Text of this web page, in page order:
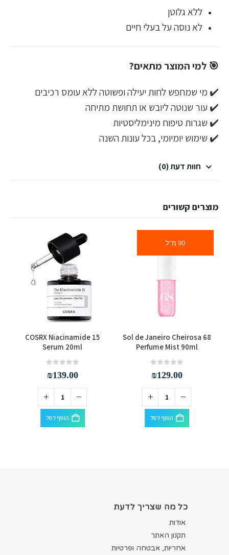
ללא גלוטן
לא נוסה על בעלי חיים
🎯 למי המוצר מתאים?
✔️ מי שמחפש לחות יעילה ופשוטה ללא עומס רכיבים
✔️ עור שנוטה ליובש או תחושת מתיחה
✔️ שגרות טיפוח מינימליסטיות
✔️ שימוש יומיומי, בכל עונות השנה
חוות דעת (0)
מוצרים קשורים
90 מ"ל
Sol de Janeiro Cheirosa 68
Perfume Mist 90ml
₪129.00
הוסף לסל
COSRX Niacinamide 15
Serum 20ml
₪139.00
הוסף לסל
כל מה שצריך לדעת
אודות
תקנון האתר
אחריות, אבטחה ופרטיות